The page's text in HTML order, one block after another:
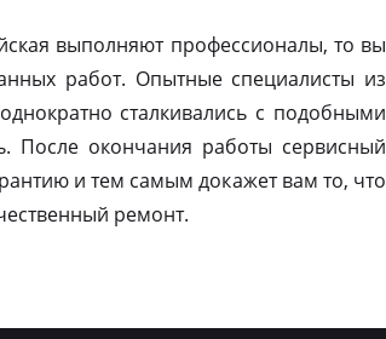
выполняют профессионалы, то вы
работ. Опытные специалисты из
сталкивались с подобными
После окончания работы сервисный
и тем самым докажет вам то, что
ремонт.